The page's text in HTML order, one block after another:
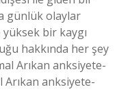
günlük olaylar
bir kaygı
hakkında her şey
Arıkan anksiyete-
anksiyete-